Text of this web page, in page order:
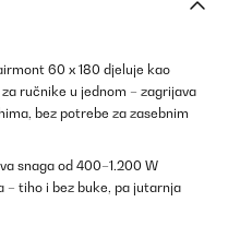
60 x 180 djeluje kao
ručnike u jednom – zagrijava
bez potrebe za zasebnim
snaga od 400–1.200 W
– tiho i bez buke, pa jutarnja